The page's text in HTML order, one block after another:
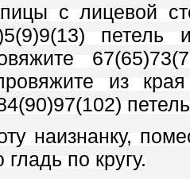
с лицевой
из
наизнанку,
по кругу.